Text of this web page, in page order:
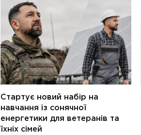
Стартує новий набір на
навчання із сонячної
енергетики для ветеранів та
їхніх сімей